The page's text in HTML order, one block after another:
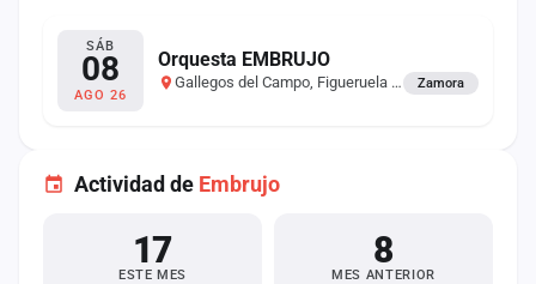
SÁB
08
AGO 26
Orquesta EMBRUJO
Gallegos del Campo, Figueruela de Arriba Zamora
Actividad de Embrujo
17
ESTE MES
8
MES ANTERIOR